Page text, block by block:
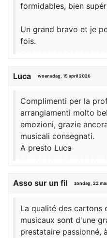
formidables, bien
Un grand bravo et je
fois.
Luca woensdag, 15 april 2026
Complimenti per la
arrangiamenti molto
emozioni, grazie
musicali consegnati.
A presto Luca
Asso sur un fil zondag, 22
La qualité des cartons
musicaux sont d'une
prestataire passionné,